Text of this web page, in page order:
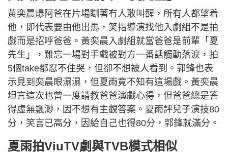
黃奕晨爆阿爸在片場瞓著冇人敢叫醒，所有人都望着
他，即代表要由他出馬，笑指導演找他入劇組不是拍
戲而是招呼爸爸。黃奕晨入劇組就當爸爸是前輩「夏
先生」，難忘一場對手戲被對方一番話觸動落淚，拍
5個take都忍不住哭，但卻不想被人看到。郭鋒也表
示見到奕晨眼濕濕，但夏雨竟不知有這場戲。黃奕晨
坦言這次也曾一度請教爸爸演戲心得，但爸爸總是答
得虛無飄渺，因不想有主觀答案。夏雨評兒子演技80
分，笑言已高分，因給自己也得80分，郭鋒就滿分。
夏雨拍ViuTV劇與TVB模式相似